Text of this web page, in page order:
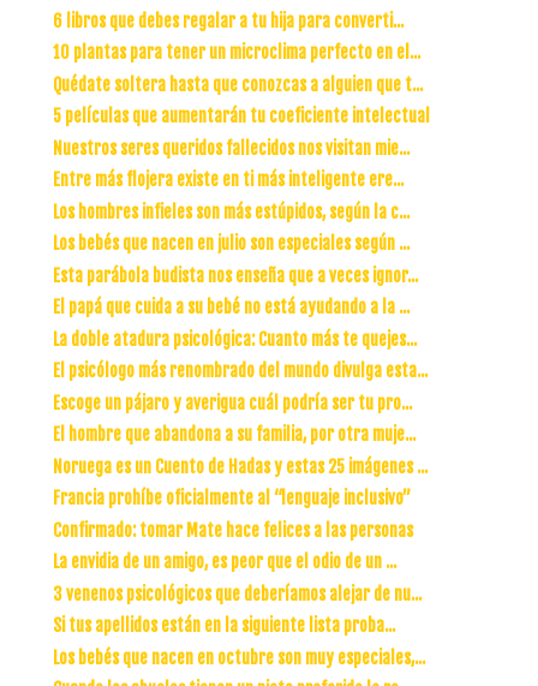
6 libros que debes regalar a tu hija para converti...
10 plantas para tener un microclima perfecto en el...
Quédate soltera hasta que conozcas a alguien que t...
5 películas que aumentarán tu coeficiente intelectual
Nuestros seres queridos fallecidos nos visitan mie...
Entre más flojera existe en ti más inteligente ere...
Los hombres infieles son más estúpidos, según la c...
Los bebés que nacen en julio son especiales según ...
Esta parábola budista nos enseña que a veces ignor...
El papá que cuida a su bebé no está ayudando a la ...
La doble atadura psicológica: Cuanto más te quejes...
El psicólogo más renombrado del mundo divulga esta...
Escoge un pájaro y averigua cuál podría ser tu pro...
El hombre que abandona a su familia, por otra muje...
Noruega es un Cuento de Hadas y estas 25 imágenes ...
Francia prohíbe oficialmente al “lenguaje inclusivo”
Confirmado: tomar Mate hace felices a las personas
La envidia de un amigo, es peor que el odio de un ...
3 venenos psicológicos que deberíamos alejar de nu...
Si tus apellidos están en la siguiente lista proba...
Los bebés que nacen en octubre son muy especiales,...